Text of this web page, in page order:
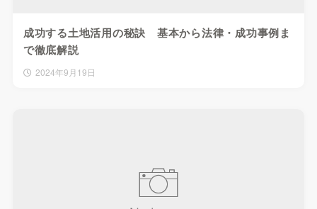
成功する土地活用の秘訣 基本から法律・成功事例ま
で徹底解説
2024年9月19日